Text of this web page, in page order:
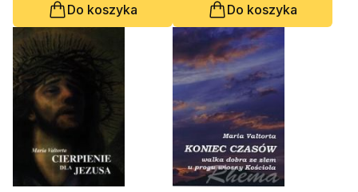
Do koszyka
Do koszyka